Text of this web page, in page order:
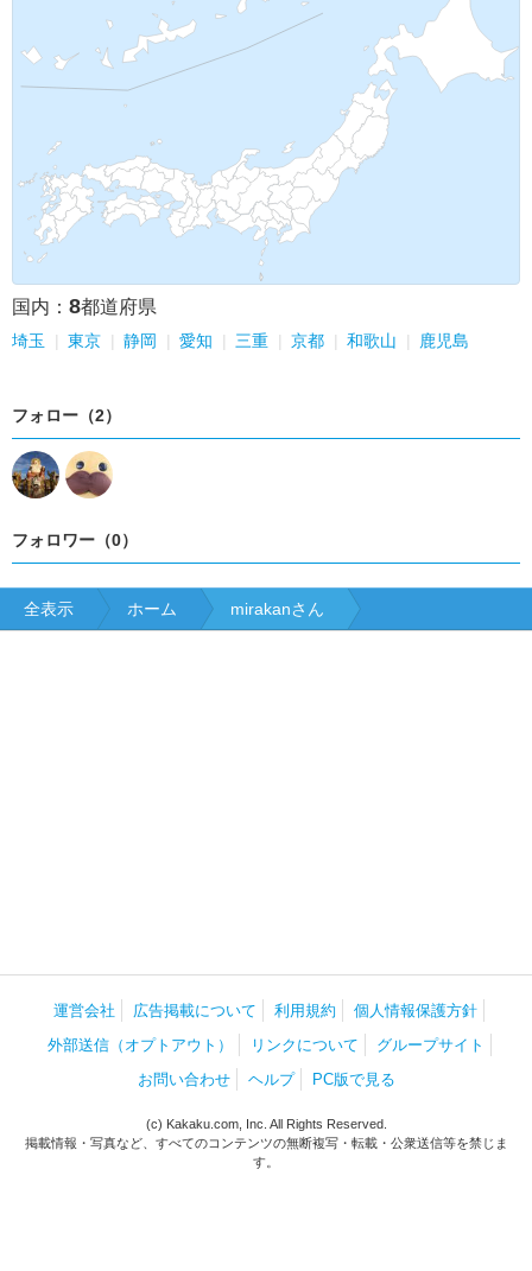
国内： 8都道府県
埼玉 東京 静岡 愛知 三重 京都 和歌山 鹿児島
フォロー（2）
フォロワー（0）
全表示 ホーム mirakanさん
運営会社 広告掲載について 利用規約
個人情報保護方針
外部送信（オプトアウト）
リンクについて
グループサイト
お問い合わせ
ヘルプ PC版で見る
(c) Kakaku.com, Inc. All Rights Reserved.
掲載情報・写真など、すべてのコンテンツの無断複写・転載・公衆送信等を禁じま
す。